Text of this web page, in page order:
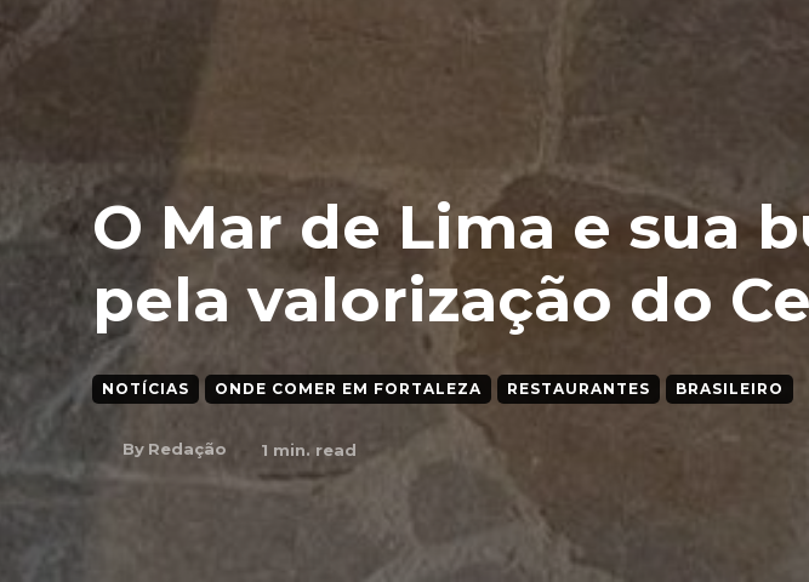
O Mar de Lima e sua
pela valorização do
NOTÍCIAS ONDE COMER EM FORTALEZA RESTAURANTES BRASILEIRO
By Redação 1 min. read